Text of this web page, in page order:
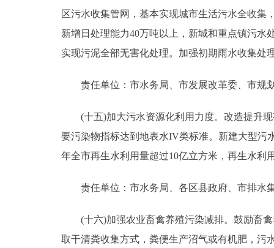
区污水收集管网，基本实现城市生活污水全收集
新增日处理能力40万吨以上，新城和重点镇污水
实现污泥全部无害化处理。加强初期雨水收集处
责任单位：市水务局、市发展改革委、市规
(十五)加大污水资源化利用力度。改造提升现
要污染物指标达到地表水IV类标准。新建大型污
年全市再生水利用量超过10亿立方米，再生水利
责任单位：市水务局、各区县政府、市排水
(十六)加强农业畜禽养殖污染减排。鼓励畜禽
取干清粪收集方式，粪便生产沼气或有机肥，污